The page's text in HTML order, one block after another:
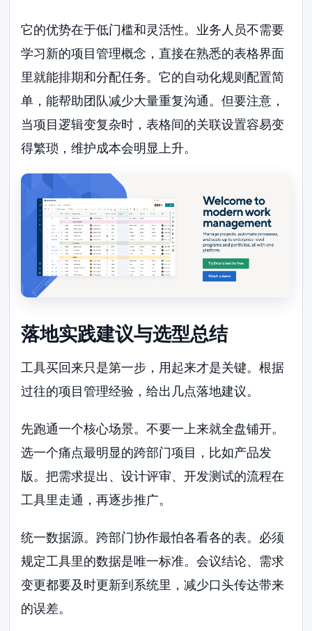
它的优势在于低门槛和灵活性。业务人员不需要
学习新的项目管理概念，直接在熟悉的表格界面
里就能排期和分配任务。它的自动化规则配置简
单，能帮助团队减少大量重复沟通。但要注意，
当项目逻辑变复杂时，表格间的关联设置容易变
得繁琐，维护成本会明显上升。
落地实践建议与选型总结
工具买回来只是第一步，用起来才是关键。根据
过往的项目管理经验，给出几点落地建议。
先跑通一个核心场景。不要一上来就全盘铺开。
选一个痛点最明显的跨部门项目，比如产品发
版。把需求提出、设计评审、开发测试的流程在
工具里走通，再逐步推广。
统一数据源。跨部门协作最怕各看各的表。必须
规定工具里的数据是唯一标准。会议结论、需求
变更都要及时更新到系统里，减少口头传达带来
的误差。